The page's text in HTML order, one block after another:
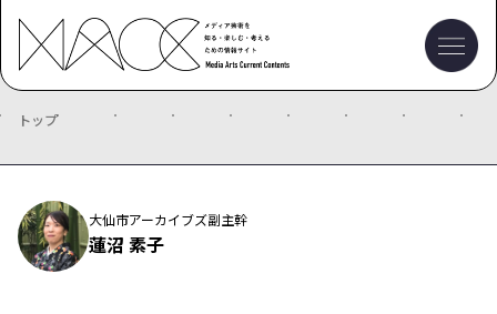
トップ
大仙市アーカイブズ副主幹
蓮沼 素子